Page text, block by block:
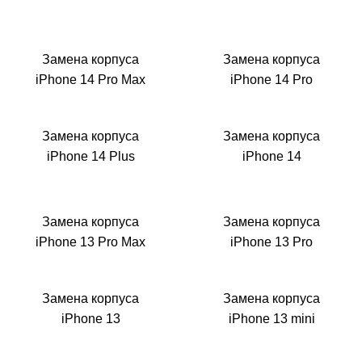
Замена корпуса
iPhone 14 Pro Max
Замена корпуса
iPhone 14 Pro
Замена корпуса
iPhone 14 Plus
Замена корпуса
iPhone 14
Замена корпуса
iPhone 13 Pro Max
Замена корпуса
iPhone 13 Pro
Замена корпуса
iPhone 13
Замена корпуса
iPhone 13 mini